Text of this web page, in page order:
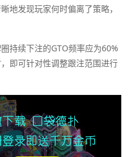
地发现玩家何时偏离了策略，
持续下注的GTO频率应为60%
即可针对性调整跟注范围进行